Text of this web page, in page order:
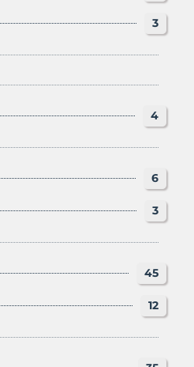
3
4
6
3
45
12